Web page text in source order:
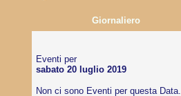
Giornaliero
Eventi per
sabato 20 luglio 2019
Non ci sono Eventi per questa Data.